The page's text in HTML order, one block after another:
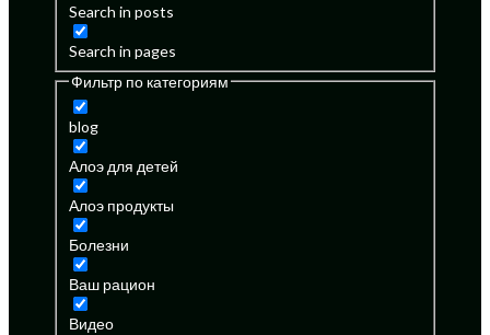
Search in posts
Search in pages
Фильтр по категориям
blog
Алоэ для детей
Алоэ продукты
Болезни
Ваш рацион
Видео